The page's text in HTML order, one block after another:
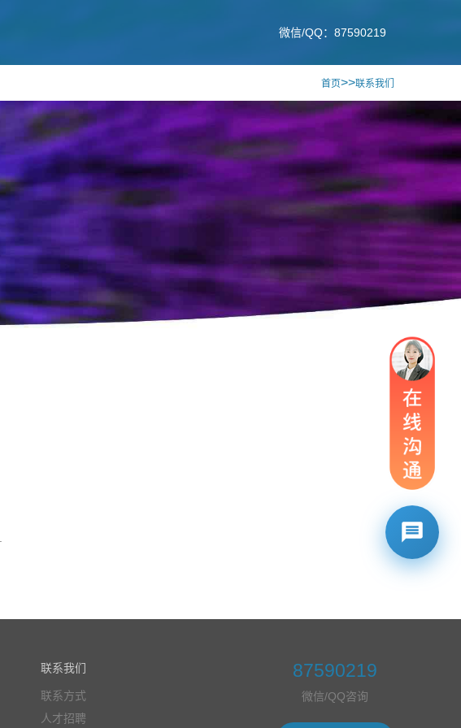
微信/QQ：87590219
首页>>联系我们
联系我们
联系方式
人才招聘
87590219
微信/QQ咨询